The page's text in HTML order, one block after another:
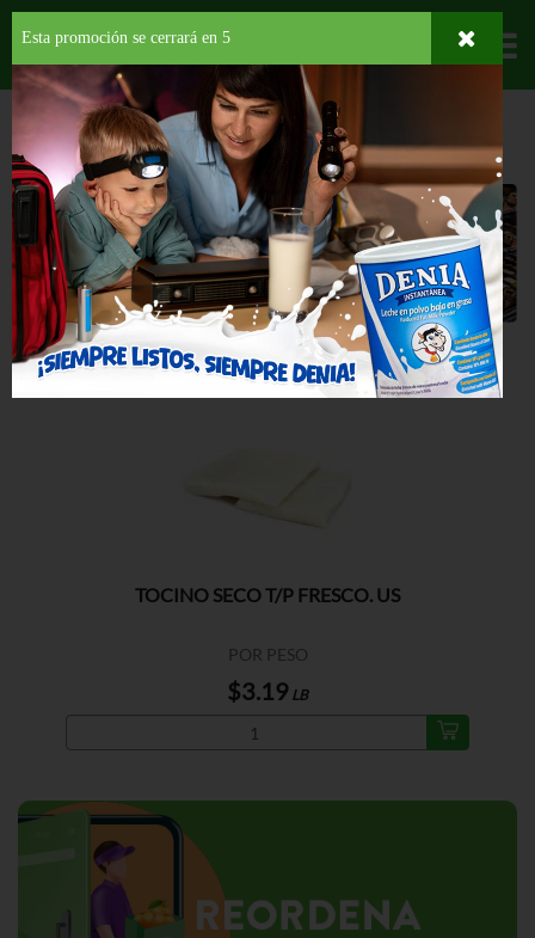
Departamentos
HOME CARNES Y MARISCOS CARNES TOCINO
Tocino
Back
TOCINO SECO T/P FRESCO. US
POR PESO
$3.19 LB
Esta promoción se cerrará en 5